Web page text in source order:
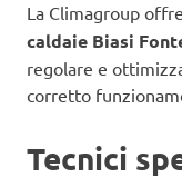
La Climagroup
caldaie Biasi
regolare e
corretto
Tecnici